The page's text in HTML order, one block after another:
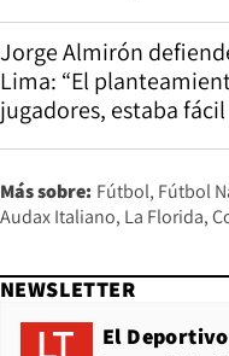
Jorge Almirón
Lima: “El
jugadores, estaba
Más sobre: Fútbol Fútbol
Audax Italiano La Florida
NEWSLETTER
El Deportivo